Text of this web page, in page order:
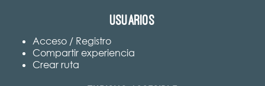
Usuarios
Acceso / Registro
Compartir experiencia
Crear ruta